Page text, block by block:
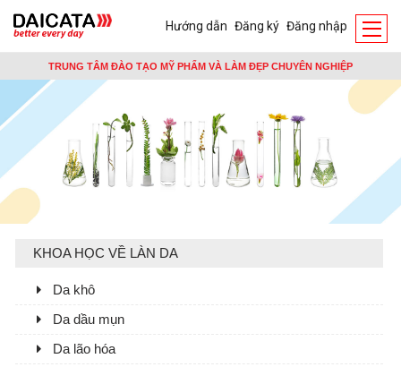
TRUNG TÂM ĐÀO TẠO MỸ PHẨM VÀ LÀM ĐẸP CHUYÊN NGHIỆP
Hướng dẫn Đăng ký Đăng nhập
KHOA HỌC VỀ LÀN DA
Da khô
Da dầu mụn
Da lão hóa